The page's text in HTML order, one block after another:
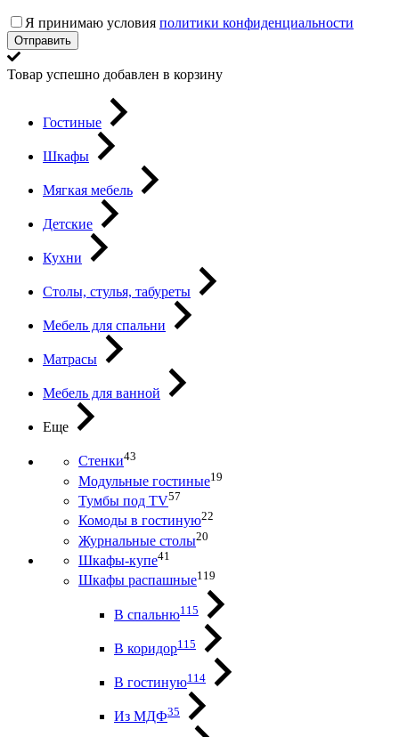
Я принимаю условия политики конфиденциальности
Отправить
Товар успешно добавлен в корзину
Гостиные
Шкафы
Мягкая мебель
Детские
Кухни
Столы, стулья, табуреты
Мебель для спальни
Матрасы
Мебель для ванной
Еще
Стенки43
Модульные гостиные19
Тумбы под ТV57
Комоды в гостиную22
Журнальные столы20
Шкафы-купе41
Шкафы распашные119
В спальню115
В коридор115
В гостиную114
Из МДФ35